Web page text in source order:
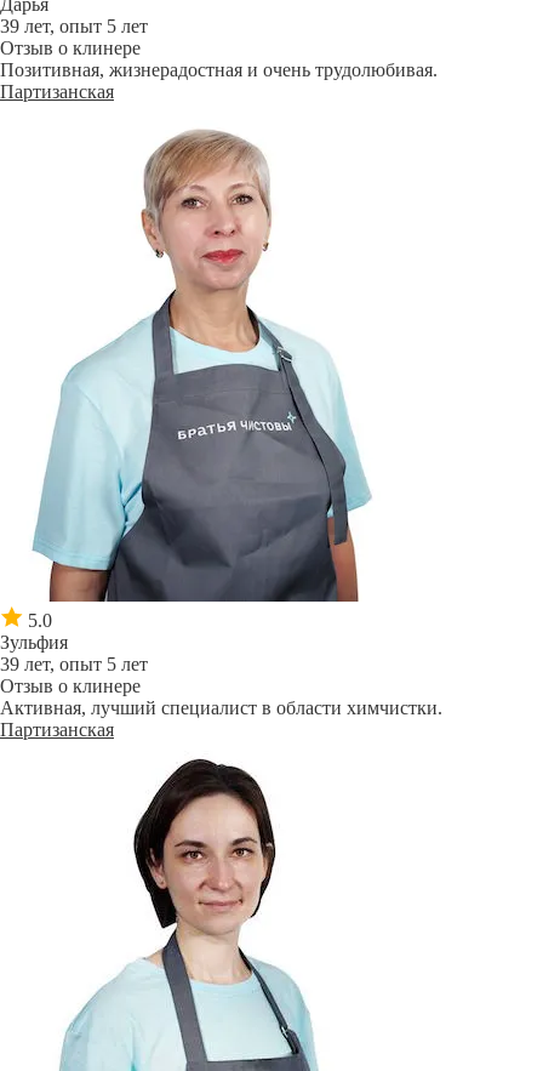
Дарья
39 лет, опыт 5 лет
Отзыв о клинере
Позитивная, жизнерадостная и очень трудолюбивая.
Партизанская
5.0
Зульфия
39 лет, опыт 5 лет
Отзыв о клинере
Активная, лучший специалист в области химчистки.
Партизанская